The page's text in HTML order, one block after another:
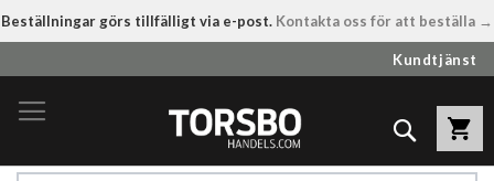
Beställningar görs tillfälligt via e-post. Kontakta oss för att beställa →
till
innehållet
Kundtjänst
Sök